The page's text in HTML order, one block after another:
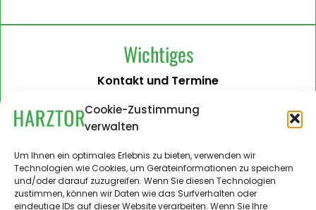
Cookie-Zustimmung
verwalten
Um Ihnen ein optimales Erlebnis zu bieten, verwenden wir
Technologien wie Cookies, um Geräteinformationen zu speichern
und/oder darauf zuzugreifen. Wenn Sie diesen Technologien
zustimmen, können wir Daten wie das Surfverhalten oder
eindeutige IDs auf dieser Website verarbeiten. Wenn Sie Ihre
Wichtiges
Kontakt und Termine
Barrierefreiheit
Impressum
Datenschutzerklärung
Administration
Harztor.de als Web-App